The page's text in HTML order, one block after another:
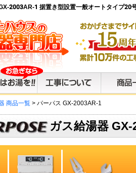
2003AR-1 据置き型設置一般オートタイプ20
商品一覧 > パーパス GX-2003AR-1
ガス給湯器